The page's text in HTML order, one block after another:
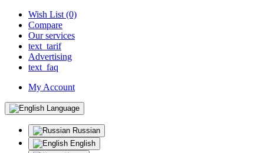
Wish List (0)
Compare
Our services
text_tarif
Advertising
text_faq
My Account
Language
Russian
English